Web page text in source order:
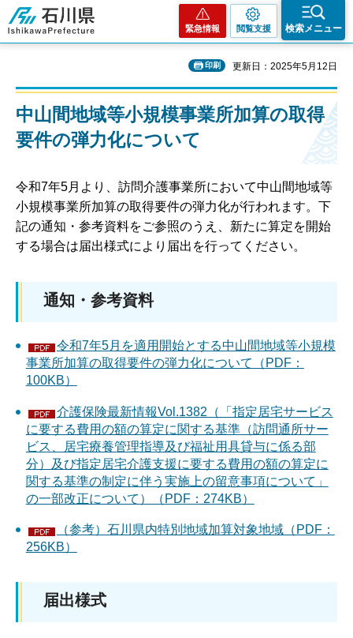
石川県
緊急情報 閲覧支援 検索メニュー
印刷 更新日：2025年5月12日
中山間地域等小規模事業所加算の取得
要件の弾力化について
令和7年5月より、訪問介護事業所において中山間地域等
小規模事業所加算の取得要件の弾力化が行われます。下
記の通知・参考資料をご参照のうえ、新たに算定を開始
する場合は届出様式により届出を行ってください。
通知・参考資料
令和7年5月を適用開始とする中山間地域等小規模
事業所加算の取得要件の弾力化について（PDF：
100KB）
介護保険最新情報Vol.1382（「指定居宅サービス
に要する費用の額の算定に関する基準（訪問通所サー
ビス、居宅療養管理指導及び福祉用具貸与に係る部
分）及び指定居宅介護支援に要する費用の額の算定に
関する基準の制定に伴う実施上の留意事項について」
の一部改正について）（PDF：274KB）
（参考）石川県内特別地域加算対象地域（PDF：
256KB）
届出様式